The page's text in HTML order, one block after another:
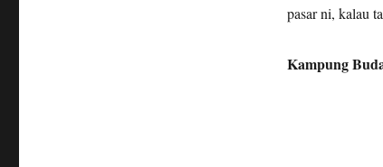
pasar ni, kalau
Kampung